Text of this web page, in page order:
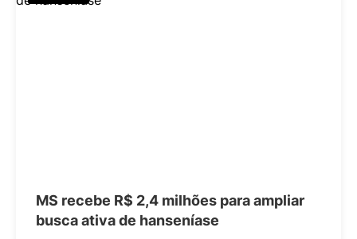
MS recebe R$ 2,4 milhões para ampliar
busca ativa de hanseníase